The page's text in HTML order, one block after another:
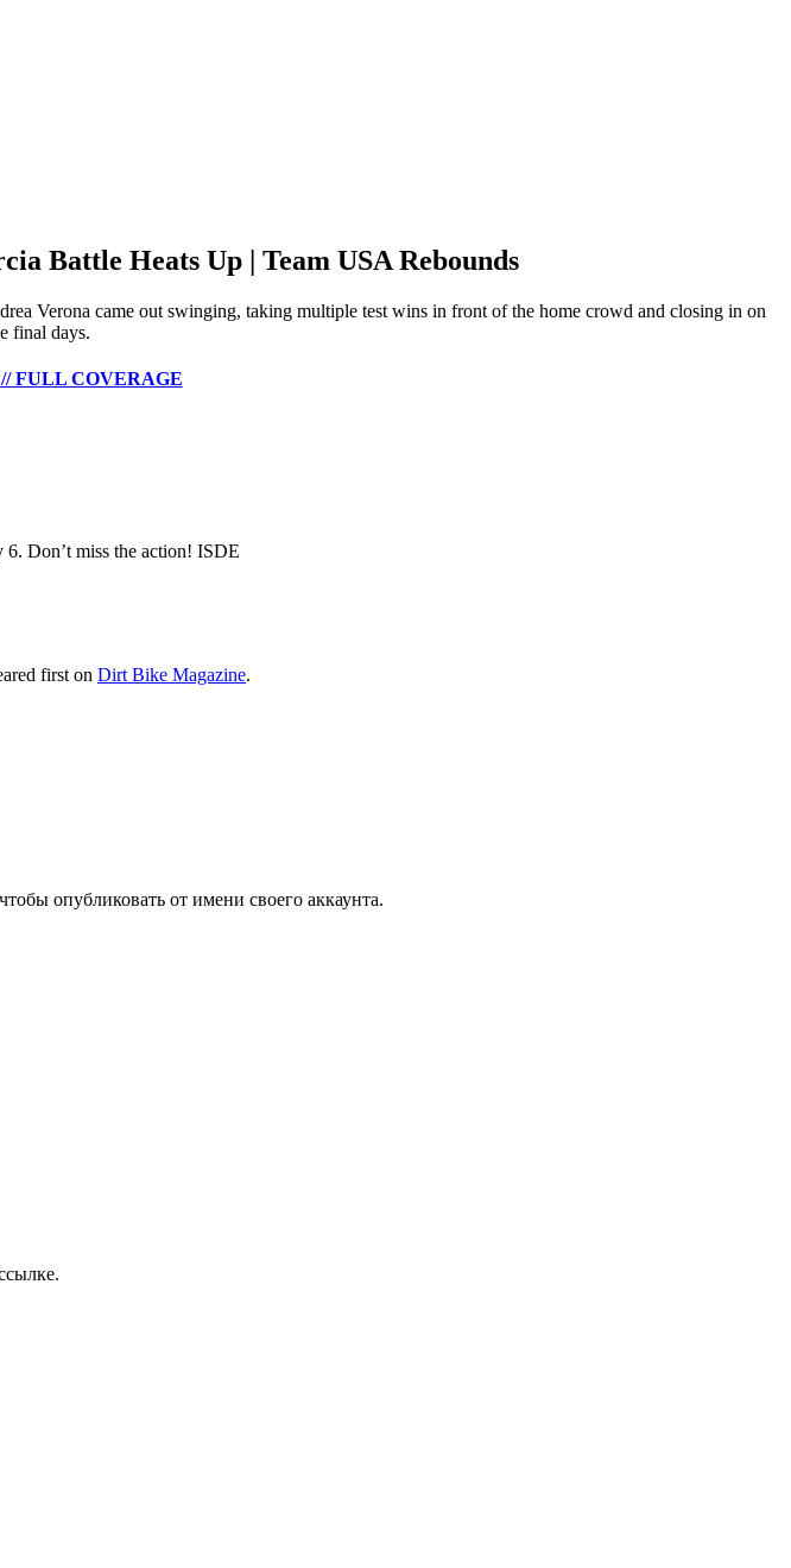
Battle Heats Up | Team USA Rebounds
Verona came out swinging, taking multiple test wins in front of the home crowd and closing in on
final days.
FULL COVERAGE
6. Don’t miss the action! ISDE
first on Dirt Bike Magazine.
опубликовать от имени своего аккаунта.